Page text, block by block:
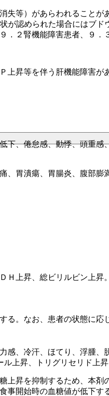
等）があらわれることが
が認められた場合にはブ
２腎機能障害患者、９．
昇等を伴う肝機能障害が
、倦怠感、動悸、頭重感
胃潰瘍、胃腸炎、腹部膨
上昇、総ビリルビン上昇。
、冷汗、ほてり、浮腫、
上昇、トリグリセリド上
。なお、患者の状態に応
昇を抑制するため、本剤
開始時の血糖値が低下